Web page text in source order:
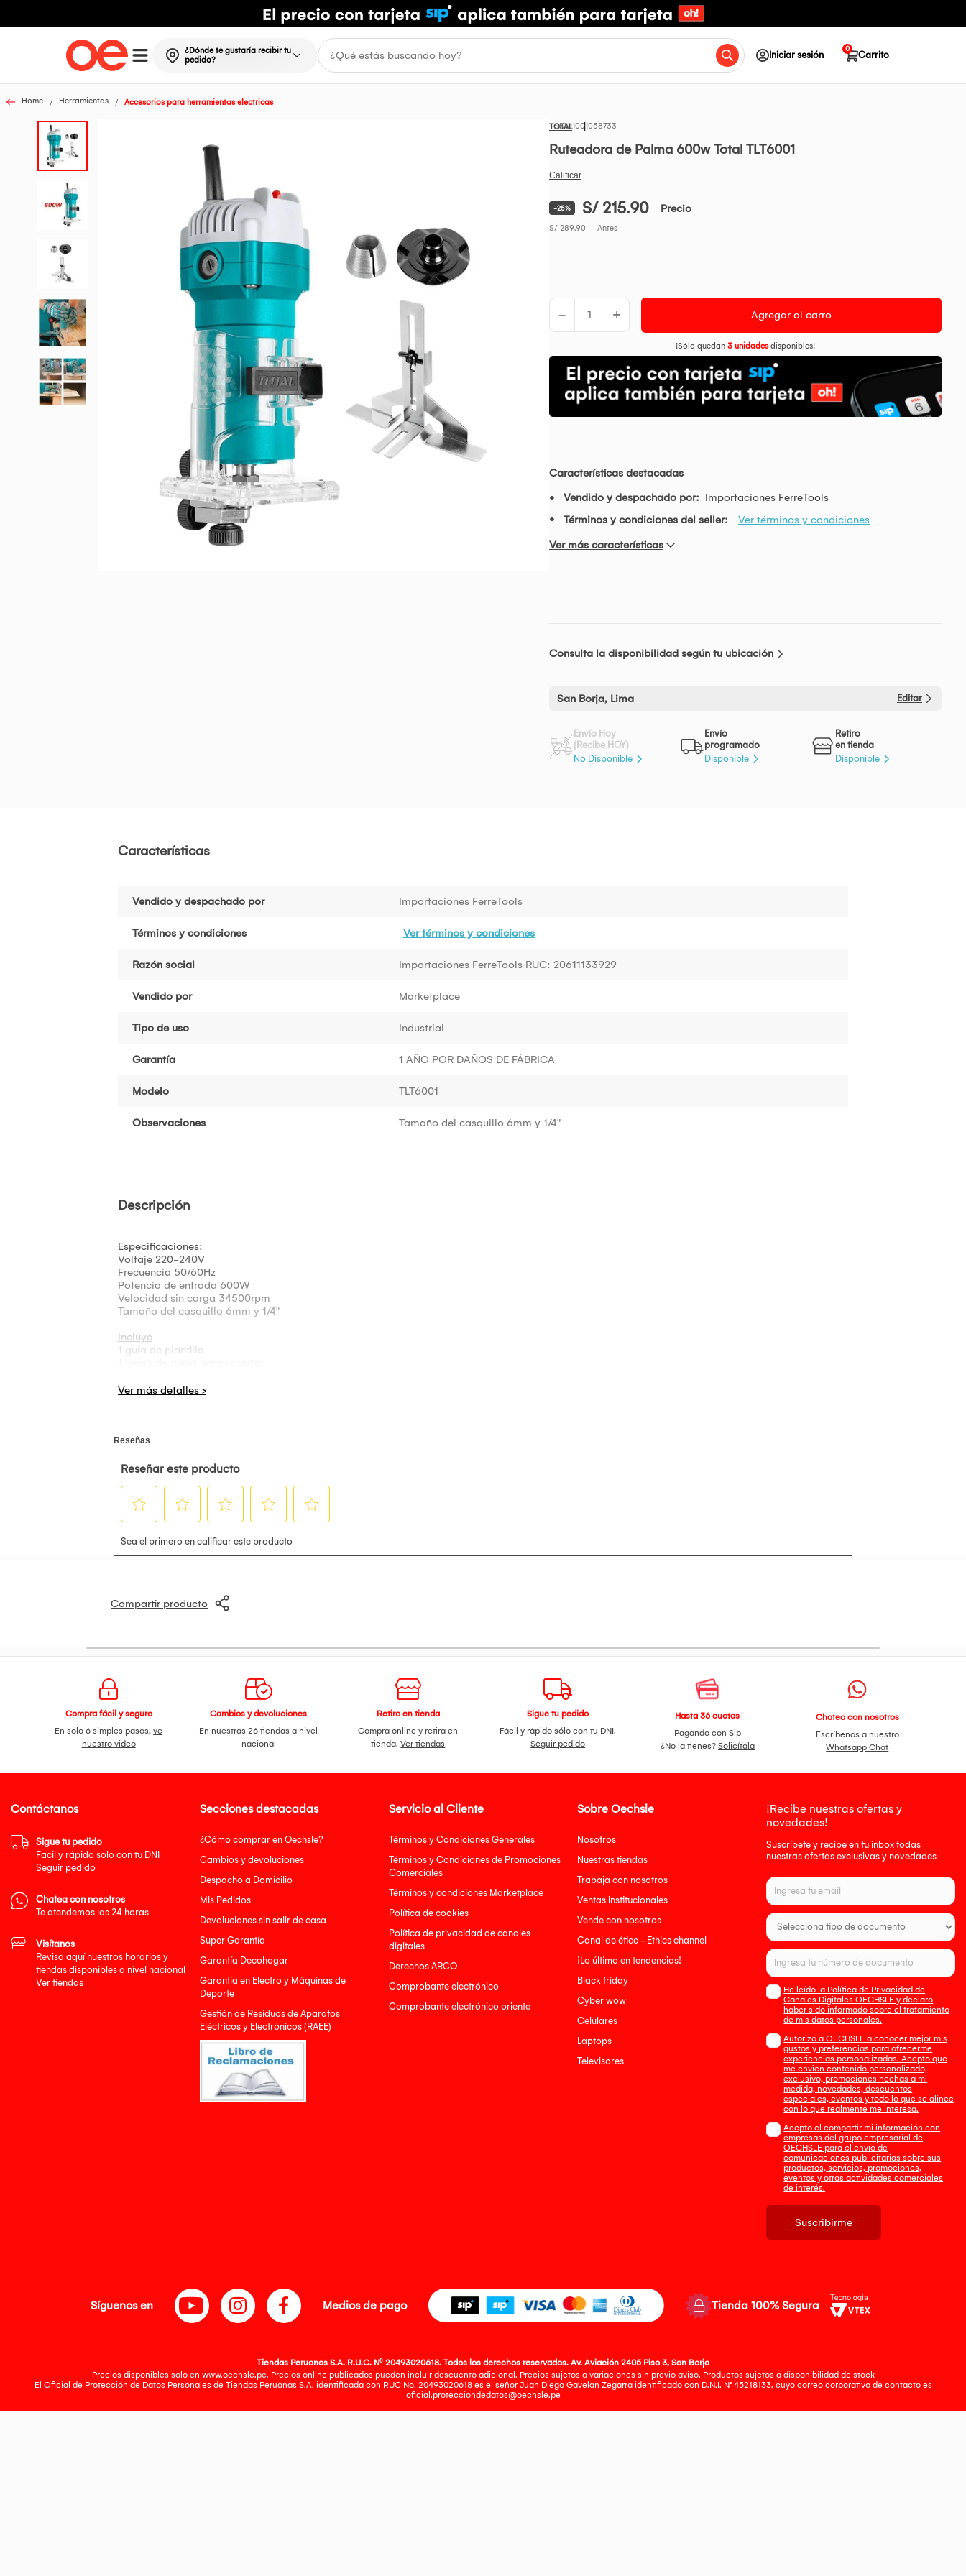
¿Dónde te gustaría recibir tu
pedido?
Iniciar sesión Carrito
0
Home Herramientas Accesorios para herramientas electricas
TOTAL1001058733
Ruteadora de Palma 600w Total TLT6001
-25% S/ 215.90 Precio
S/ 289.90 Antes
- + Agregar al carro
¡Sólo quedan 3 unidadesdisponibles!
Características destacadas
Vendido y despachado por: Importaciones FerreTools
Términos y condiciones del seller:
Ver términos y condiciones
Ver más características
Consulta la disponibilidad según tu ubicación
San Borja, Lima Editar
Envío Hoy
(Recibe HOY)
No Disponible
Envío
programado
Disponible
Retiro
en tienda
Disponible
Características
Vendido y despachado por Importaciones FerreTools
Términos y condiciones Ver términos y condiciones
Razón social Importaciones FerreTools RUC: 20611133929
Vendido por Marketplace
Tipo de uso Industrial
Garantía 1 AÑO POR DAÑOS DE FÁBRICA
Modelo TLT6001
Observaciones Tamaño del casquillo 6mm y 1/4"
Descripción
Especificaciones:
Voltaje 220-240V
Frecuencia 50/60Hz
Potencia de entrada 600W
Velocidad sin carga 34500rpm
Tamaño del casquillo 6mm y 1/4"
Incluye
1 guía de plantilla
1 juego adicional de escobillas de carbón.
Compartir producto
Compra fácil y seguro
En solo 6 simples pasos,ve
nuestro video
Cambios y devoluciones
En nuestras 26 tiendas a nivel
nacional
Retiro en tienda
Compra online y retira en
tienda.Ver tiendas
Sigue tu pedido
Fácil y rápido sólo con tu DNI.
Seguir pedido
Hasta 36 cuotas
Pagando con Sip
¿No la tienes? Solicítala
Chatea con nosotros
Escríbenos a nuestro
Whatsapp Chat
Secciones destacadas
¿Cómo comprar en Oechsle?
Cambios y devoluciones
Despacho a Domicilio
Mis Pedidos
Devoluciones sin salir de casa
Super Garantía
Garantía Decohogar
Garantía en Electro y Máquinas de
Deporte
Gestión de Residuos de Aparatos
Eléctricos y Electrónicos (RAEE)
Servicio al Cliente
Términos y Condiciones Generales
Términos y Condiciones de Promociones
Comerciales
Términos y condiciones Marketplace
Política de cookies
Política de privacidad de canales
digitales
Derechos ARCO
Comprobante electrónico
Comprobante electrónico oriente
Sobre Oechsle
Nosotros
Nuestras tiendas
Trabaja con nosotros
Ventas institucionales
Vende con nosotros
Canal de ética - Ethics channel
¡Lo último en tendencias!
Black friday
Cyber wow
Celulares
Laptops
Televisores
¡Recibe nuestras ofertas y
novedades!
Suscríbete y recibe en tu inbox todas
nuestras ofertas exclusivas y novedades
He leído la Política de Privacidad de
Canales Digitales OECHSLE y declaro
haber sido informado sobre el tratamiento
de mis datos personales.
Autorizo a OECHSLE a conocer mejor mis
gustos y preferencias para ofrecerme
experiencias personalizadas. Acepto que
me envien contenido personalizado,
exclusivo, promociones hechas a mi
medida, novedades, descuentos
especiales, eventos y todo lo que se alinee
con lo que realmente me interesa.
Acepto el compartir mi información con
empresas del grupo empresarial de
OECHSLE para el envío de
comunicaciones publicitarias sobre sus
productos, servicios, promociones,
eventos y otras actividades comerciales
de interés.
Suscribirme
Contáctanos
Sigue tu pedido
Facil y rápido solo con tu DNI
Seguir pedido
Chatea con nosotros
Te atendemos las 24 horas
Visítanos
Revisa aquí nuestros horarios y
tiendas disponibles a nivel nacional
Ver tiendas
Síguenos en Medios de pago Tienda 100% Segura
Tiendas Peruanas S.A. R.U.C. Nº 20493020618. Todos los derechos reservados. Av. Aviación 2405 Piso 3, San Borja
Precios disponibles solo en www.oechsle.pe. Precios online publicados pueden incluir descuento adicional. Precios sujetos a variaciones sin previo aviso. Productos sujetos a disponibilidad de stock
El Oficial de Protección de Datos Personales de Tiendas Peruanas S.A. identificada con RUC No. 20493020618 es el señor Juan Diego Gavelan Zegarra identificado con D.N.I. N° 45218133, cuyo correo corporativo de contacto es
oficial.protecciondedatos@oechsle.pe